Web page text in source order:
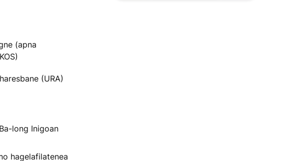
(apna
(URA)
long Inigoan
hagelafilatenea